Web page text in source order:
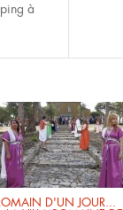
à
D'UN JOUR...